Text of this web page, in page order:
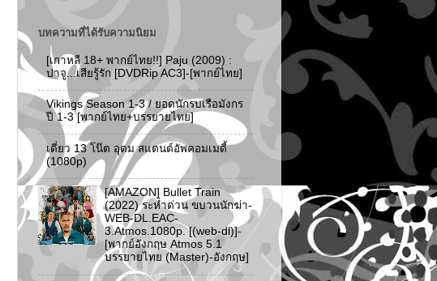
บทความที่ได้รับความนิยม
[เกาหลี 18+ พากย์ไทย!!] Paju (2009) :
ปาจู...เสียรู้รัก [DVDRip AC3]-[พากย์ไทย]
Vikings Season 1-3 / ยอดนักรบเรือมังกร
ปี 1-3 [พากย์ไทย+บรรยายไทย]
เดี่ยว 13 โน๊ต อุดม สแตนด์อัพคอมเมดี้
(1080p)
[AMAZON] Bullet Train
(2022) ระห่ำด่วน ขบวนนักฆ่า-
WEB-DL.EAC-
3.Atmos.1080p. [(web-dl)]-
[พากย์อังกฤษ Atmos 5.1
บรรยายไทย (Master)-อังกฤษ]